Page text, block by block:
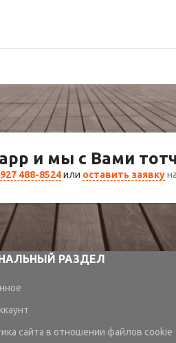
и мы с Вами
488-8524или оставить заявку
РАЗДЕЛ
сайта в отношении файлов cookie